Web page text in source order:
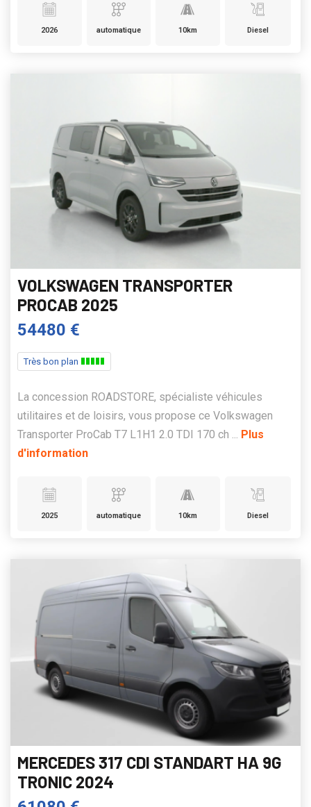
2026 automatique 10km Diesel
VOLKSWAGEN TRANSPORTER
PROCAB 2025
54480 €
Très bon plan
La concession ROADSTORE, spécialiste véhicules
utilitaires et de loisirs, vous propose ce Volkswagen
Transporter ProCab T7 L1H1 2.0 TDI 170 ch ... Plus
d'information
2025 automatique 10km Diesel
MERCEDES 317 CDI STANDART HA 9G
TRONIC 2024